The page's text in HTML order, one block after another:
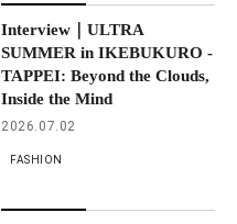
Interview｜ULTRA
SUMMER in IKEBUKURO -
TAPPEI: Beyond the Clouds,
Inside the Mind
2026.07.02
FASHION